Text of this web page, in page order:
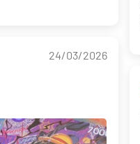
24/03/2026